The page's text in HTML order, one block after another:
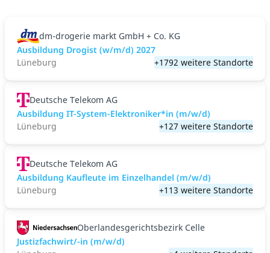
dm-drogerie markt GmbH + Co. KG
Ausbildung Drogist (w/m/d) 2027
Lüneburg
+1792 weitere Standorte
Deutsche Telekom AG
Ausbildung IT-System-Elektroniker*in (m/w/d)
Lüneburg
+127 weitere Standorte
Deutsche Telekom AG
Ausbildung Kaufleute im Einzelhandel (m/w/d)
Lüneburg
+113 weitere Standorte
Oberlandesgerichtsbezirk Celle
Justizfachwirt/-in (m/w/d)